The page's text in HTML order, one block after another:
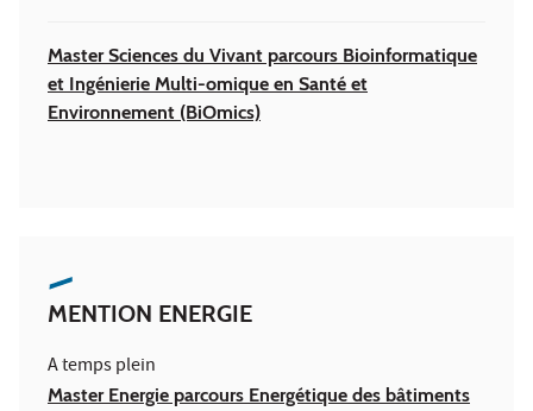
Master Sciences du Vivant parcours Bioinformatique
et Ingénierie Multi-omique en Santé et
Environnement (BiOmics)
MENTION ENERGIE
A temps plein
Master Energie parcours Energétique des bâtiments